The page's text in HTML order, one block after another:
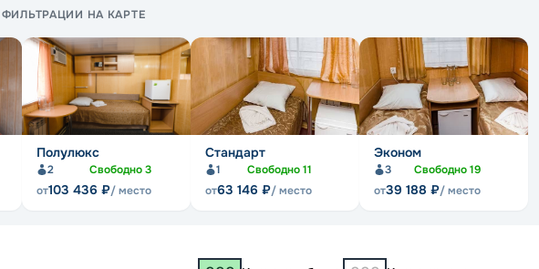
НА КАРТЕ
Полулюкс
2 Свободно3
от103 436 ₽/ место
Стандарт
1 Свободно11
от63 146 ₽/ место
Эконом
3 Свободно19
от39 188 ₽/ место